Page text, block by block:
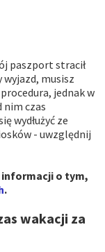
paszport stracił
wyjazd, musisz
jednak w
nim czas
wydłużyć ze
- uwzględnij
informacji o tym,
.
wakacji za